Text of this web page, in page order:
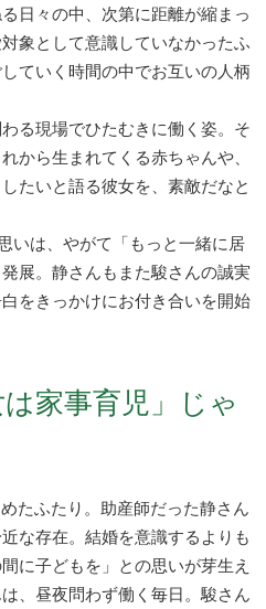
日々の中、次第に距離が縮まっ
象として意識していなかったふ
ていく時間の中でお互いの人柄
る現場でひたむきに働く姿。そ
から生まれてくる赤ちゃんや、
たいと語る彼女を、素敵だなと
いは、やがて「もっと一緒に居
展。静さんもまた駿さんの誠実
をきっかけにお付き合いを開始
は家事育児」じゃ
たふたり。助産師だった静さん
な存在。結婚を意識するよりも
に子どもを」との思いが芽生え
、昼夜問わず働く毎日。駿さん